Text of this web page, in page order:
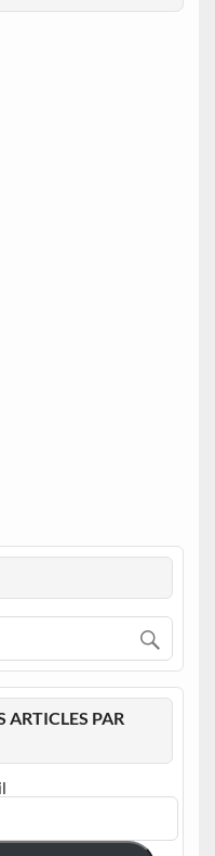
ARTICLES PAR